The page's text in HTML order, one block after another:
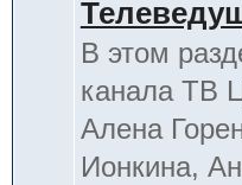
В этом
канала ТВ
Алена
Ионкина,